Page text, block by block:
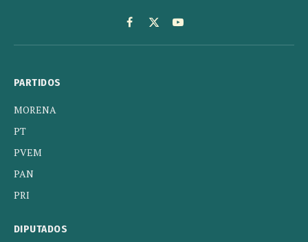
Facebook
X
(Twitter)
YouTube
PARTIDOS
MORENA
PT
PVEM
PAN
PRI
DIPUTADOS